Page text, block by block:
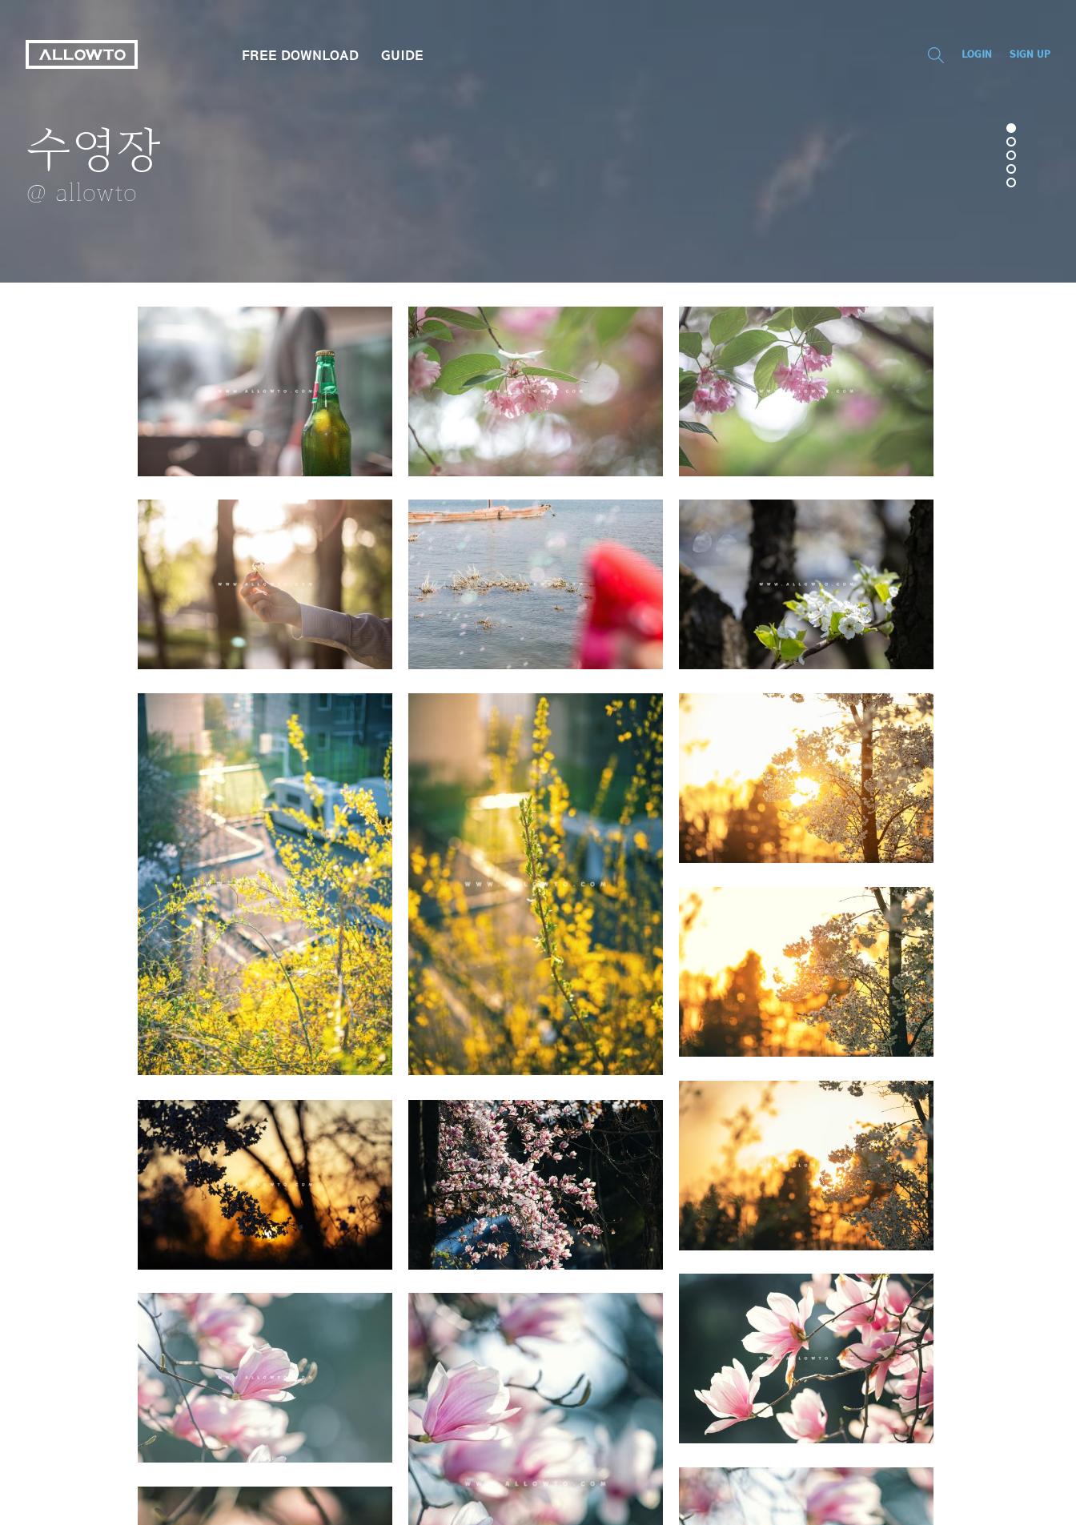
FREE DOWNLOAD GUIDE LOGIN SIGN UP
수영장
@ allowto
자목련
@ allowto
푸른수목원
@ allowto
성모 마리아
@ allowto
나무길
@ allowto